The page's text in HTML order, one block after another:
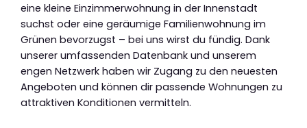
eine kleine Einzimmerwohnung in der Innenstadt
suchst oder eine geräumige Familienwohnung im
Grünen bevorzugst – bei uns wirst du fündig. Dank
unserer umfassenden Datenbank und unserem
engen Netzwerk haben wir Zugang zu den neuesten
Angeboten und können dir passende Wohnungen zu
attraktiven Konditionen vermitteln.